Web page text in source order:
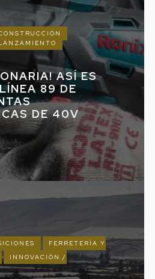
ASÍ ES
89 DE
DE 40V
FERRETERÍA Y
INNOVACIÓN /